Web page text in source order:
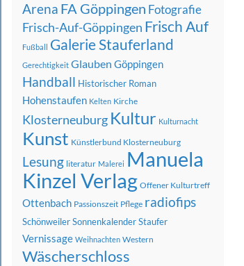
Arena FA Göppingen Fotografie
Frisch-Auf-Göppingen Frisch Auf
Fußball Galerie Stauferland
Gerechtigkeit Glauben Göppingen
Handball Historischer Roman
Hohenstaufen Kelten Kirche
Klosterneuburg Kultur Kulturnacht
Kunst Künstlerbund Klosterneuburg
Lesung literatur Malerei Manuela
Kinzel Verlag Offener Kulturtreff
Ottenbach Passionszeit Pflege radiofips
SchönweilerSonnenkalenderStaufer
Vernissage Weihnachten Western
Wäscherschloss